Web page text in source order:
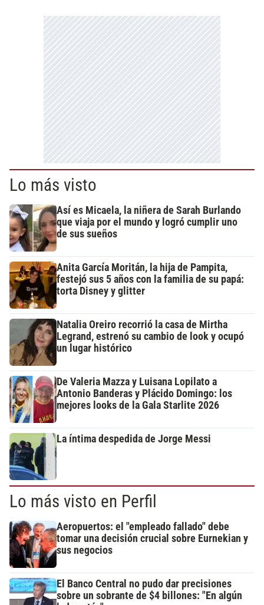
Lo más visto
Así es Micaela, la niñera de Sarah Burlando
que viaja por el mundo y logró cumplir uno
de sus sueños
Anita García Moritán, la hija de Pampita,
festejó sus 5 años con la familia de su papá:
torta Disney y glitter
Natalia Oreiro recorrió la casa de Mirtha
Legrand, estrenó su cambio de look y ocupó
un lugar histórico
De Valeria Mazza y Luisana Lopilato a
Antonio Banderas y Plácido Domingo: los
mejores looks de la Gala Starlite 2026
La íntima despedida de Jorge Messi
Lo más visto en Perfil
Aeropuertos: el "empleado fallado" debe
tomar una decisión crucial sobre Eurnekian y
sus negocios
El Banco Central no pudo dar precisiones
sobre un sobrante de $4 billones: "En algún